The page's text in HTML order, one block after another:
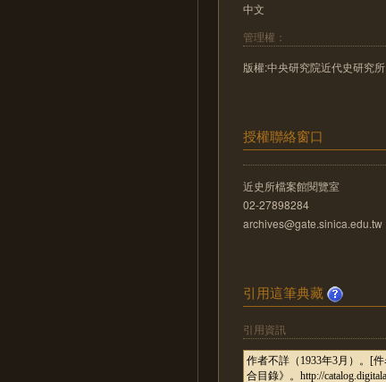
中文
管理權：
版權:中央研究院近代史研究所
授權聯絡窗口
近史所檔案館閱覽室
02-27898284
archives@gate.sinica.edu.tw
引用這筆典藏
引用資訊